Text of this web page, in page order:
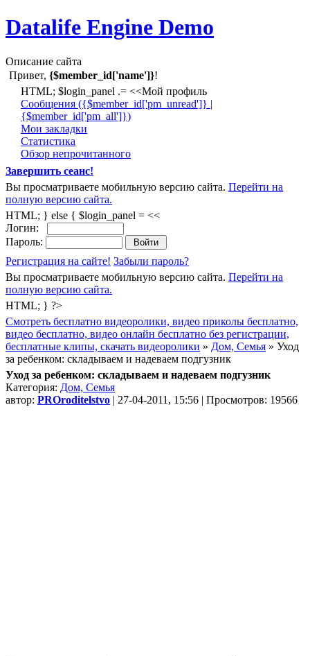
Datalife Engine Demo
Описание сайта
Привет, {$member_id['name']}!
HTML; $login_panel .= <<Мой профиль
Cообщения ({$member_id['pm_unread']} |
{$member_id['pm_all']})
Мои закладки
Статистика
Обзор непрочитанного
Завершить сеанс!
Вы просматриваете мобильную версию сайта. Перейти на
полную версию сайта.
HTML; } else { $login_panel = <<
Логин:
Пароль:
Регистрация на сайте! Забыли пароль?
Вы просматриваете мобильную версию сайта. Перейти на
полную версию сайта.
HTML; } ?>
Смотреть бесплатно видеоролики, видео приколы бесплатно,
видео бесплатно, видео онлайн бесплатно без регистрации,
бесплатные клипы, скачать видеоролики » Дом, Семья » Уход
за ребенком: складываем и надеваем подгузник
Уход за ребенком: складываем и надеваем подгузник
Категория: Дом, Семья
автор: PROroditelstvo | 27-04-2011, 15:56 | Просмотров: 19566